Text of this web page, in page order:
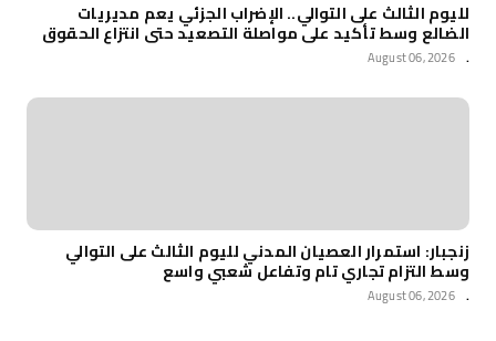
لليوم الثالث على التوالي.. الإضراب الجزئي يعم مديريات
الضالع وسط تأكيد على مواصلة التصعيد حتى انتزاع الحقوق
.
August 06, 2026
زنجبار: استمرار العصيان المدني لليوم الثالث على التوالي
وسط التزام تجاري تام وتفاعل شعبي واسع
.
August 06, 2026